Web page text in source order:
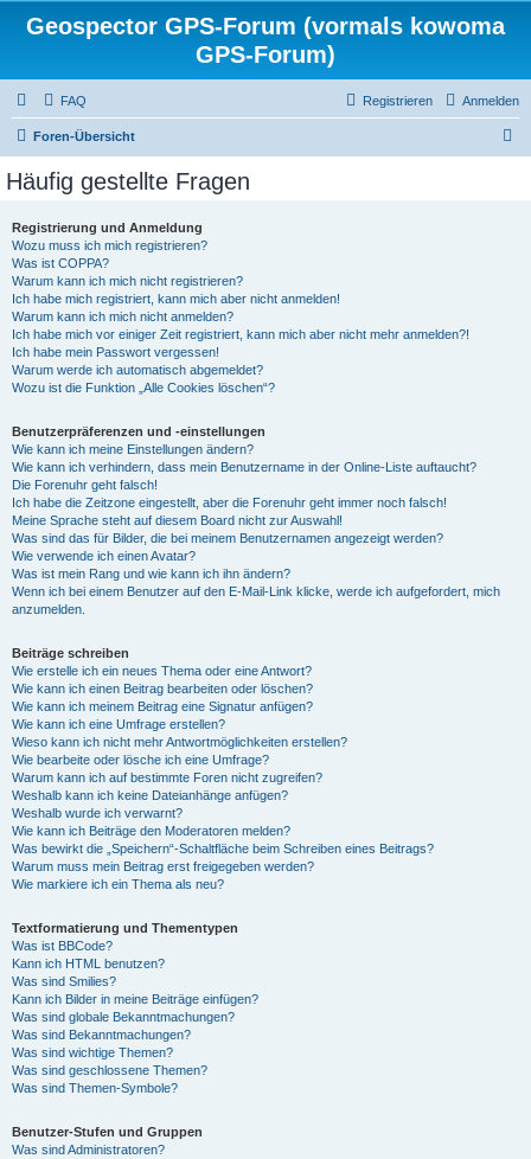
Geospector GPS-Forum (vormals kowoma
GPS-Forum)
FAQ Anmelden
Registrieren
Foren-Übersicht
Häufig gestellte Fragen
Registrierung und Anmeldung
Wozu muss ich mich registrieren?
Was ist COPPA?
Warum kann ich mich nicht registrieren?
Ich habe mich registriert, kann mich aber nicht anmelden!
Warum kann ich mich nicht anmelden?
Ich habe mich vor einiger Zeit registriert, kann mich aber nicht mehr anmelden?!
Ich habe mein Passwort vergessen!
Warum werde ich automatisch abgemeldet?
Wozu ist die Funktion „Alle Cookies löschen“?
Benutzerpräferenzen und -einstellungen
Wie kann ich meine Einstellungen ändern?
Wie kann ich verhindern, dass mein Benutzername in der Online-Liste auftaucht?
Die Forenuhr geht falsch!
Ich habe die Zeitzone eingestellt, aber die Forenuhr geht immer noch falsch!
Meine Sprache steht auf diesem Board nicht zur Auswahl!
Was sind das für Bilder, die bei meinem Benutzernamen angezeigt werden?
Wie verwende ich einen Avatar?
Was ist mein Rang und wie kann ich ihn ändern?
Wenn ich bei einem Benutzer auf den E-Mail-Link klicke, werde ich aufgefordert, mich
anzumelden.
Beiträge schreiben
Wie erstelle ich ein neues Thema oder eine Antwort?
Wie kann ich einen Beitrag bearbeiten oder löschen?
Wie kann ich meinem Beitrag eine Signatur anfügen?
Wie kann ich eine Umfrage erstellen?
Wieso kann ich nicht mehr Antwortmöglichkeiten erstellen?
Wie bearbeite oder lösche ich eine Umfrage?
Warum kann ich auf bestimmte Foren nicht zugreifen?
Weshalb kann ich keine Dateianhänge anfügen?
Weshalb wurde ich verwarnt?
Wie kann ich Beiträge den Moderatoren melden?
Was bewirkt die „Speichern“-Schaltfläche beim Schreiben eines Beitrags?
Warum muss mein Beitrag erst freigegeben werden?
Wie markiere ich ein Thema als neu?
Textformatierung und Thementypen
Was ist BBCode?
Kann ich HTML benutzen?
Was sind Smilies?
Kann ich Bilder in meine Beiträge einfügen?
Was sind globale Bekanntmachungen?
Was sind Bekanntmachungen?
Was sind wichtige Themen?
Was sind geschlossene Themen?
Was sind Themen-Symbole?
Benutzer-Stufen und Gruppen
Was sind Administratoren?